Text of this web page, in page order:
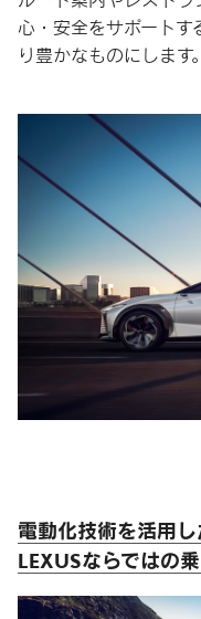
心・安全をサポートす
り豊かなものにします。
電動化技術を活用し
LEXUSならではの